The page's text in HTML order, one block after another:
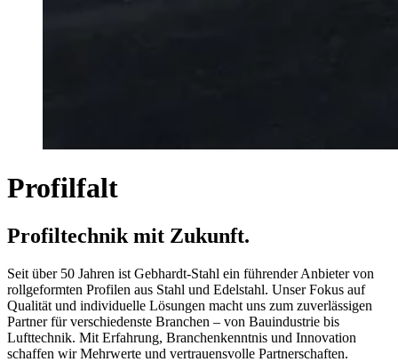
Profilfalt
Profiltechnik mit Zukunft.
Seit über 50 Jahren ist Gebhardt-Stahl ein führender Anbieter von
rollgeformten Profilen aus Stahl und Edelstahl. Unser Fokus auf
Qualität und individuelle Lösungen macht uns zum zuverlässigen
Partner für verschiedenste Branchen – von Bauindustrie bis
Lufttechnik. Mit Erfahrung, Branchenkenntnis und Innovation
schaffen wir Mehrwerte und vertrauensvolle Partnerschaften.